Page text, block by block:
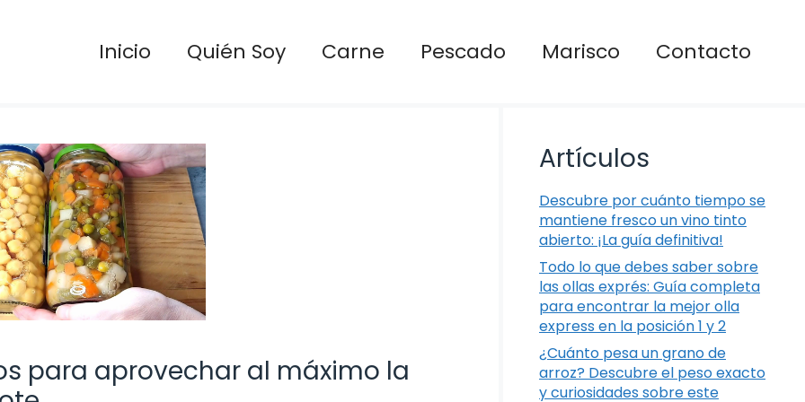
Inicio Quién Soy Carne Pescado Marisco Contacto
para aprovechar al máximo la
Artículos
Descubre por cuánto tiempo se
mantiene fresco un vino tinto
abierto: ¡La guía definitiva!
Todo lo que debes saber sobre
las ollas exprés: Guía completa
para encontrar la mejor olla
express en la posición 1 y 2
¿Cuánto pesa un grano de
arroz? Descubre el peso exacto
y curiosidades sobre este